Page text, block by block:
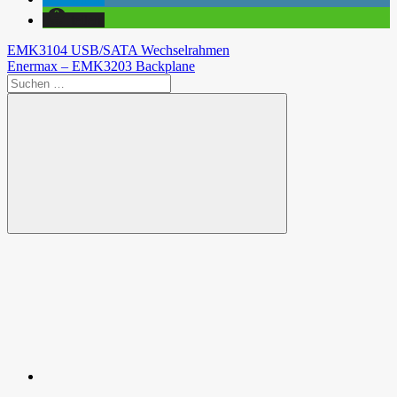
Beitragsnavigation
Vorheriger
Beitrag:
EMK3104 USB/SATA Wechselrahmen
Nächster
Beitrag:
Enermax – EMK3203 Backplane
Suchen
nach:
Suchen